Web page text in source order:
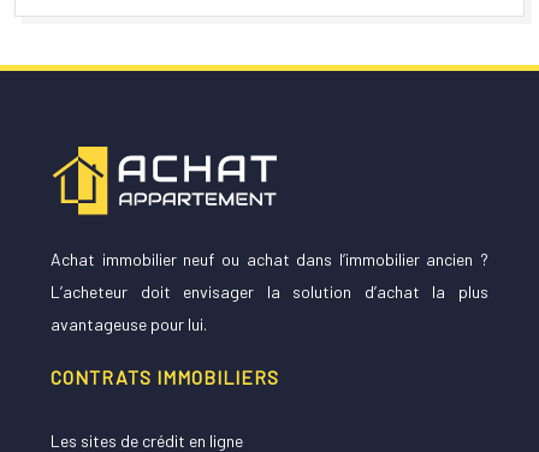
Achat immobilier neuf ou achat dans l’immobilier ancien ?
L’acheteur doit envisager la solution d’achat la plus
avantageuse pour lui.
CONTRATS IMMOBILIERS
Les sites de crédit en ligne